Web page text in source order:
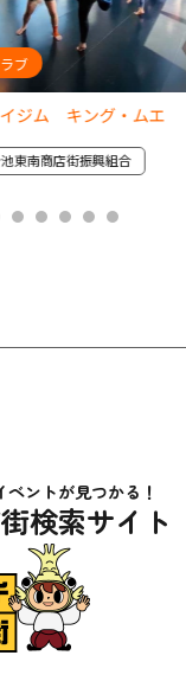
ジム キング・ムエ
ブ
東南商店街振興組合
ントが見つかる！
検索サイト